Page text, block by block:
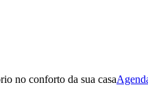
no conforto da sua casa